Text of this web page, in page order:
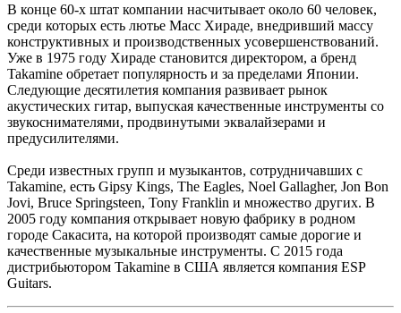
В конце 60-х штат компании насчитывает около 60 человек,
среди которых есть лютье Масс Хираде, внедривший массу
конструктивных и производственных усовершенствований.
Уже в 1975 году Хираде становится директором, а бренд
Takamine обретает популярность и за пределами Японии.
Следующие десятилетия компания развивает рынок
акустических гитар, выпуская качественные инструменты со
звукоснимателями, продвинутыми эквалайзерами и
предусилителями.
Среди известных групп и музыкантов, сотрудничавших с
Takamine, есть Gipsy Kings, The Eagles, Noel Gallagher, Jon Bon
Jovi, Bruce Springsteen, Tony Franklin и множество других. В
2005 году компания открывает новую фабрику в родном
городе Сакасита, на которой производят самые дорогие и
качественные музыкальные инструменты. С 2015 года
дистрибьютором Takamine в США является компания ESP
Guitars.